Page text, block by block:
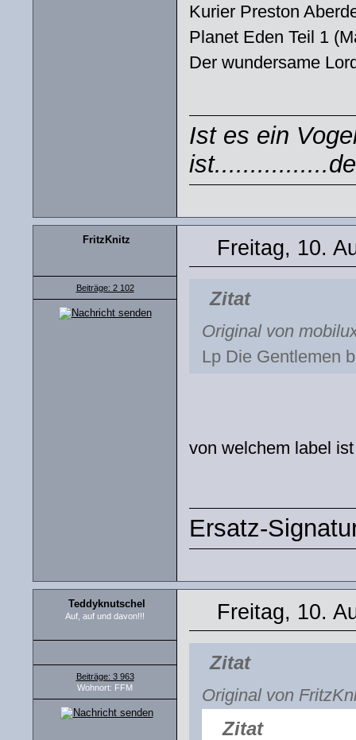
Kurier Preston
Planet Eden Teil 1
Der wundersame
Ist es ein
FritzKnitz
Beiträge: 2 102
Freitag, 10.
Zitat
Original von
Lp Die Gentlemen
von welchem label
Ersatz-
Teddyknutschel
Auf, auf und davon!!!
Beiträge: 3 963
Wohnort: FFM
Freitag, 10.
Zitat
Original von
Zitat